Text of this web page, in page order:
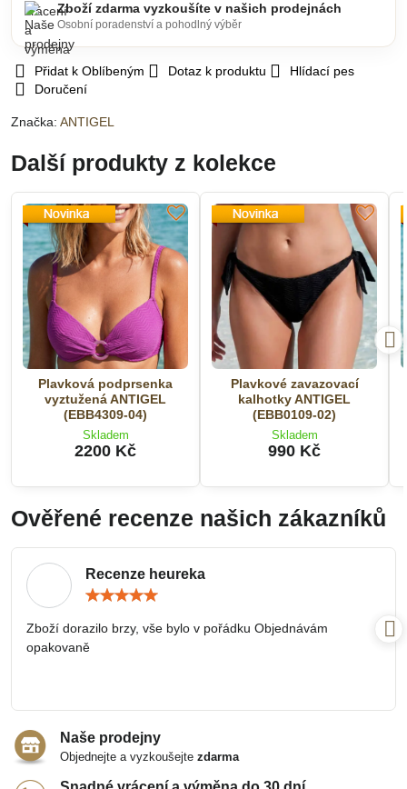
Přidat k Oblíbeným Dotaz k produktu
Hlídací pes
Doručení
Značka: ANTIGEL
Zboží zdarma vyzkoušíte v našich prodejnách
Osobní poradenství a pohodlný výběr
Další produkty z kolekce
Plavková podprsenka
vyztužená ANTIGEL
(EBB4309-04)
Skladem
2200 Kč
Plavkové zavazovací
kalhotky ANTIGEL
(EBB0109-02)
Skladem
990 Kč
Ověřené recenze našich zákazníků
Recenze heureka
5
Zboží dorazilo brzy, vše bylo v pořádku Objednávám
opakovaně
Naše prodejny
Objednejte a vyzkoušejte zdarma